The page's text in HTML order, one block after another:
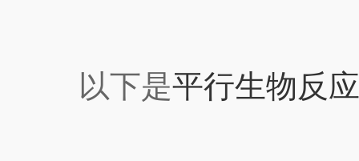
以下是平行生物反